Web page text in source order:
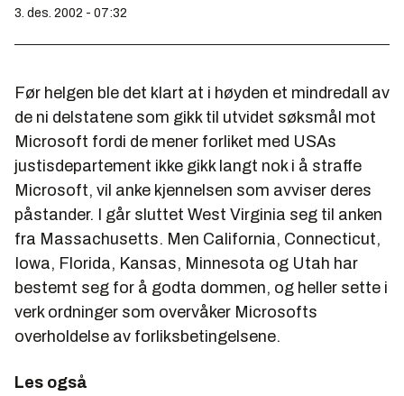
3. des. 2002 - 07:32
Før helgen ble det klart at i høyden et mindredall av
de ni delstatene som gikk til utvidet søksmål mot
Microsoft fordi de mener forliket med USAs
justisdepartement ikke gikk langt nok i å straffe
Microsoft, vil anke kjennelsen som avviser deres
påstander. I går sluttet West Virginia seg til anken
fra Massachusetts. Men California, Connecticut,
Iowa, Florida, Kansas, Minnesota og Utah har
bestemt seg for å godta dommen, og heller sette i
verk ordninger som overvåker Microsofts
overholdelse av forliksbetingelsene.
Les også